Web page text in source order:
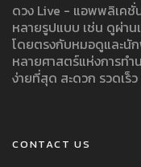
ดวง Live - แอพพลิเคชั่
หลายรูปแบบ เช่น ดูผ่า
โดยตรงกับหมอดูและนั
หลายศาสตร์แห่งการทำ
ง่ายที่สุด สะดวก รวดเร็
CONTACT US